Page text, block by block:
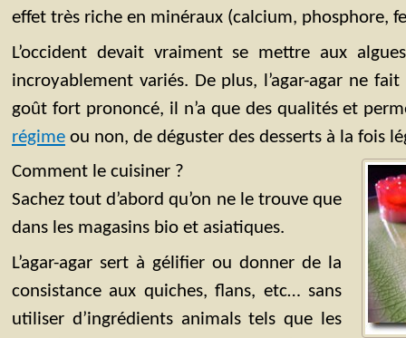
effet très riche en minéraux (calcium, phosphore,
L’occident devait vraiment se mettre aux
incroyablement variés. De plus, l’agar-agar ne
goût fort prononcé, il n’a que des qualités et
régime ou non, de déguster des desserts à la fois
Comment le cuisiner ?
Sachez tout d’abord qu’on ne le trouve que
dans les magasins bio et asiatiques.
L’agar-agar sert à gélifier ou donner de la
consistance aux quiches, flans, etc… sans
utiliser d’ingrédients animals tels que les